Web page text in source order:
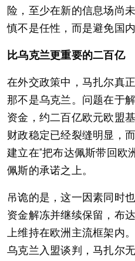
险，至少在新的信息场尚
慎不是任性，而是避免国
比乌克兰更重要的二百亿
在外交政策中，马扎尔真
那不是乌克兰。问题在于
资金，约二百亿欧元欧盟
财政稳定已经裂缝明显，
建立在“把布达佩斯带回欧
佩斯的承诺之上。
吊诡的是，这一因素同时
资金解冻并继续保留，布
上维持在欧洲主流框架内
乌克兰入盟谈判，马扎尔